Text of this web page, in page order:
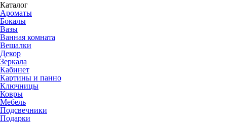
Каталог
Ароматы
Бокалы
Вазы
Ванная комната
Вешалки
Декор
Зеркала
Кабинет
Картины и панно
Ключницы
Ковры
Мебель
Подсвечники
Подарки